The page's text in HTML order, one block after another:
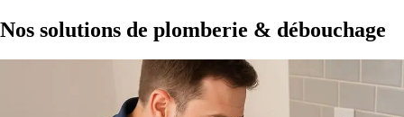
Nos solutions de plomberie & débouchage